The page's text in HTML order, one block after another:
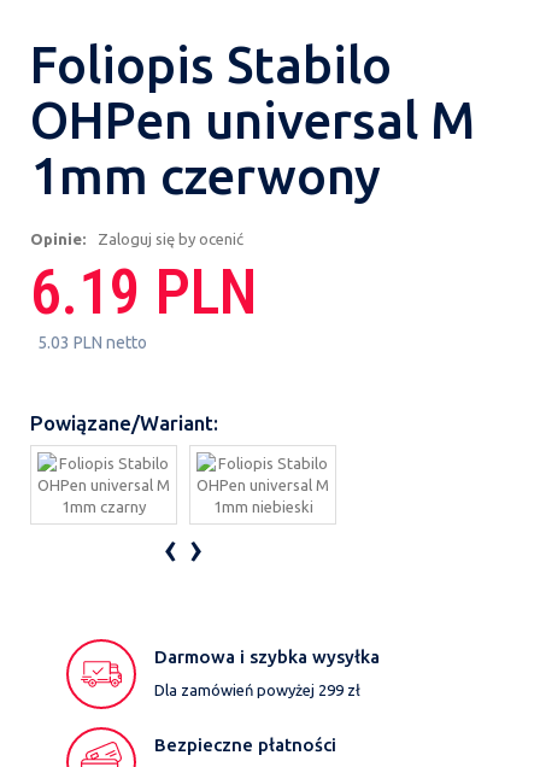
Foliopis Stabilo
OHPen universal M
1mm czerwony
Opinie: Zaloguj się by ocenić
6.19 PLN
5.03 PLN netto
Powiązane/Wariant:
‹ ›
Darmowa i szybka wysyłka
Dla zamówień powyżej 299 zł
Bezpieczne płatności